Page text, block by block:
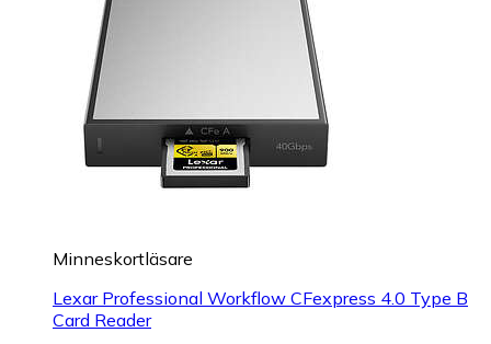
Minneskortläsare
Lexar Professional Workflow CFexpress 4.0 Type B
Card Reader